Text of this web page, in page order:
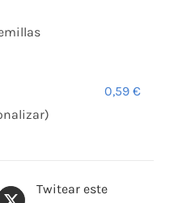
Twitear este
0,59€